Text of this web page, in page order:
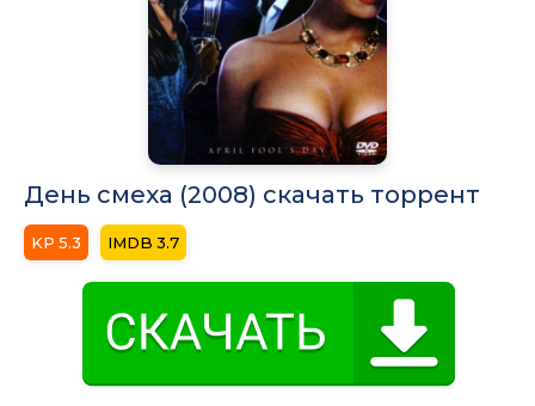
День смеха (2008) скачать торрент
5.3 3.7